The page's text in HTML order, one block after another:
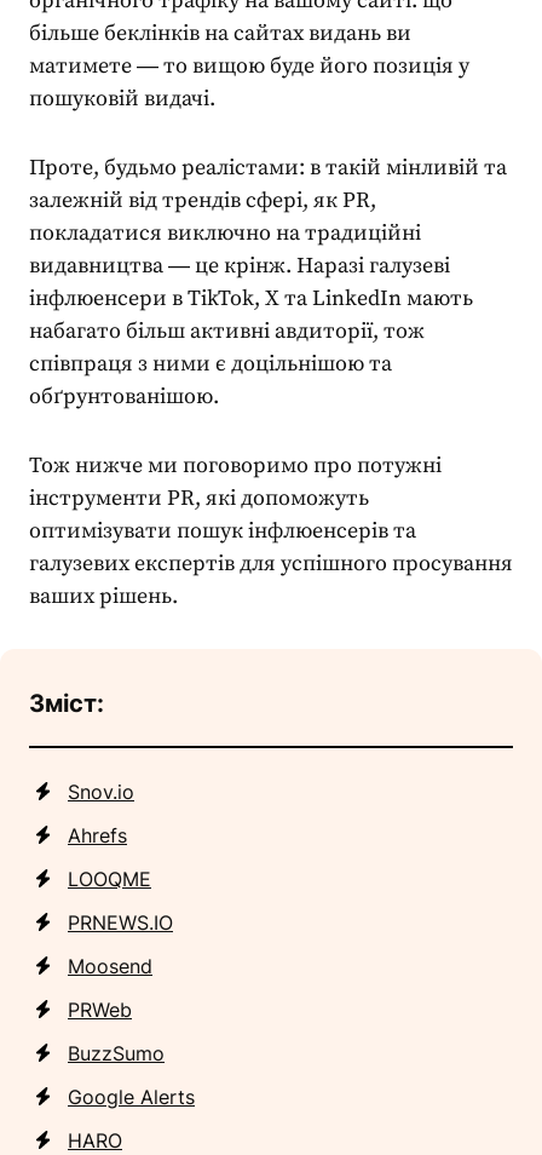
більше беклінків на сайтах видань ви
матимете ― то вищою буде його позиція у
пошуковій видачі.
Проте, будьмо реалістами: в такій мінливій та
залежній від трендів сфері, якPR,
покладатися виключно на традиційні
видавництва ― це крінж. Наразі галузеві
інфлюенсери в TikTok, X та LinkedIn мають
набагато більш активні авдиторії, тож
співпраця з ними є доцільнішою та
обґрунтованішою.
Тож нижче ми поговоримо про потужні
інструменти PR, які допоможуть
оптимізувати пошук інфлюенсерів та
галузевих експертів для успішного просування
ваших рішень.
Зміст:
Snov.io
Ahrefs
LOOQME
PRNEWS.IO
Moosend
PRWeb
BuzzSumo
Google Alerts
HARO